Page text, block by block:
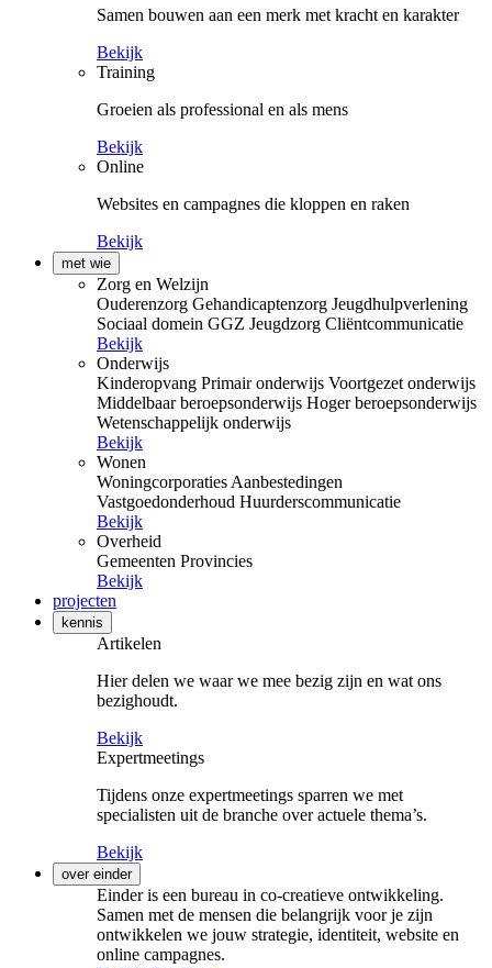
Samen bouwen aan een merk met kracht en karakter
Bekijk
Training
Groeien als professional en als mens
Bekijk
Online
Websites en campagnes die kloppen en raken
Bekijk
met wie
Zorg en Welzijn
Ouderenzorg Gehandicaptenzorg Jeugdhulpverlening
Sociaal domein GGZ Jeugdzorg Cliëntcommunicatie
Bekijk
Onderwijs
Kinderopvang Primair onderwijs Voortgezet onderwijs
Middelbaar beroepsonderwijs Hoger beroepsonderwijs
Wetenschappelijk onderwijs
Bekijk
Wonen
Woningcorporaties Aanbestedingen
Vastgoedonderhoud Huurderscommunicatie
Bekijk
Overheid
Gemeenten Provincies
Bekijk
projecten
kennis
Artikelen
Hier delen we waar we mee bezig zijn en wat ons
bezighoudt.
Bekijk
Expertmeetings
Tijdens onze expertmeetings sparren we met
specialisten uit de branche over actuele thema’s.
Bekijk
over einder
Einder is een bureau in co-creatieve ontwikkeling.
Samen met de mensen die belangrijk voor je zijn
ontwikkelen we jouw strategie, identiteit, website en
online campagnes.